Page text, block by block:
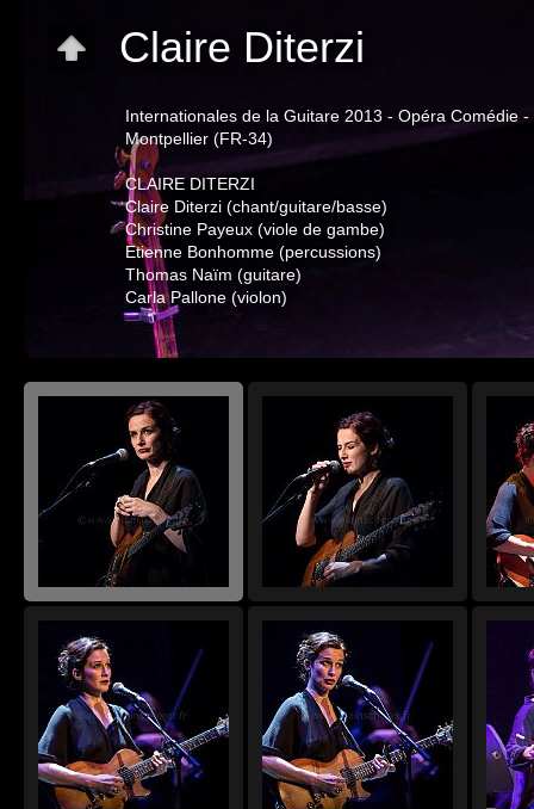
Claire Diterzi
Internationales de la Guitare 2013 - Opéra Comédie -
Montpellier (FR-34)
CLAIRE DITERZI
Claire Diterzi (chant/guitare/basse)
Christine Payeux (viole de gambe)
Etienne Bonhomme (percussions)
Thomas Naïm (guitare)
Carla Pallone (violon)